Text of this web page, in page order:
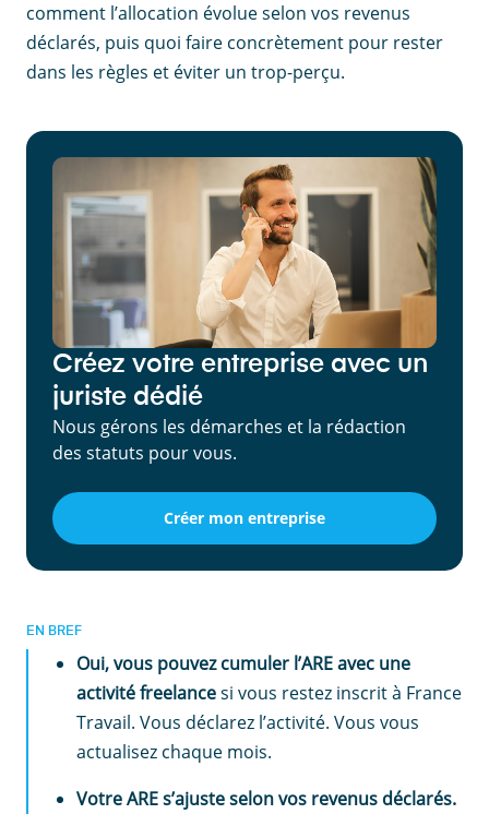
comment l’allocation évolue selon vos revenus
déclarés, puis quoi faire concrètement pour rester
dans les règles et éviter un trop-perçu.
Créez votre entreprise avec un
juriste dédié
Nous gérons les démarches et la rédaction
des statuts pour vous.
Créer mon entreprise
EN BREF
Oui, vous pouvez cumuler l’ARE avec une
activité freelancesi vous restez inscrit à France
Travail. Vous déclarez l’activité. Vous vous
actualisez chaque mois.
Votre ARE s’ajuste selon vos revenus déclarés.